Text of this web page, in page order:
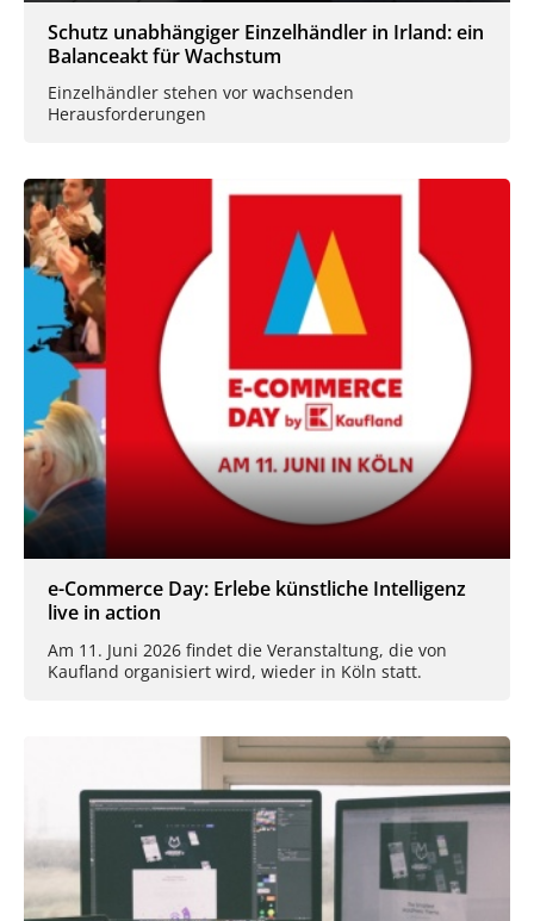
Schutz unabhängiger Einzelhändler in Irland: ein
Balanceakt für Wachstum
Einzelhändler stehen vor wachsenden
Herausforderungen
e-Commerce Day: Erlebe künstliche Intelligenz
live in action
Am 11. Juni 2026 findet die Veranstaltung, die von
Kaufland organisiert wird, wieder in Köln statt.